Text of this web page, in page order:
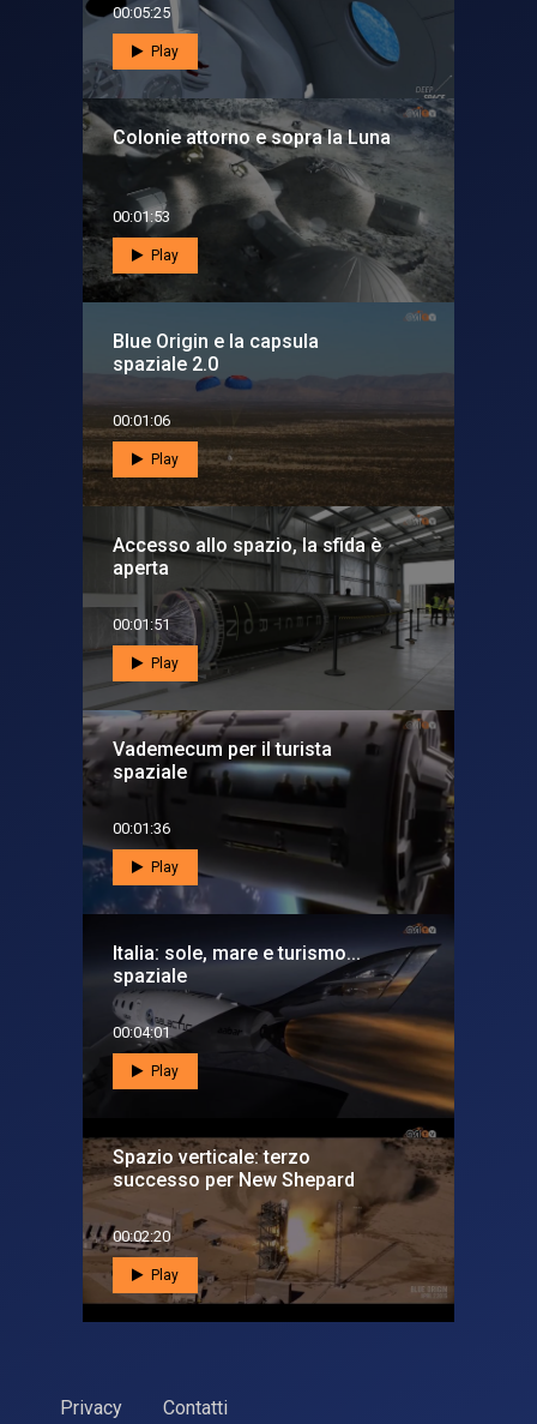
00:05:25
Play
Colonie attorno e sopra la Luna
00:01:53
Play
Blue Origin e la capsula
spaziale 2.0
00:01:06
Play
Accesso allo spazio, la sfida è
aperta
00:01:51
Play
Vademecum per il turista
spaziale
00:01:36
Play
Italia: sole, mare e turismo...
spaziale
00:04:01
Play
Spazio verticale: terzo
successo per New Shepard
00:02:20
Play
Privacy Contatti